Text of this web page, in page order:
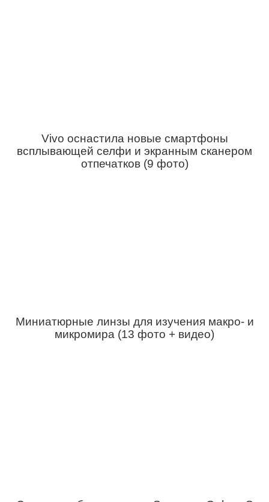
Vivo оснастила новые смартфоны
всплывающей селфи и экранным сканером
отпечатков (9 фото)
Миниатюрные линзы для изучения макро- и
микромира (13 фото + видео)